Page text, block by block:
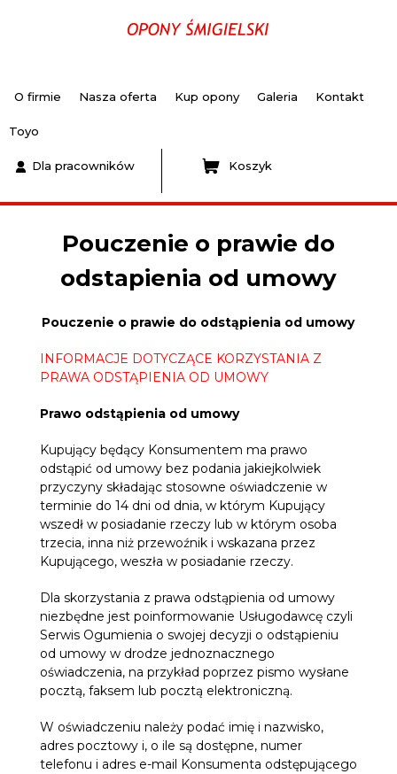
O firmie Nasza oferta Kup opony Galeria Kontakt
Toyo
Dla pracowników Koszyk
Pouczenie o prawie do
odstapienia od umowy
Pouczenie o prawie do odstąpienia od umowy
INFORMACJE DOTYCZĄCE KORZYSTANIA Z
PRAWA ODSTĄPIENIA OD UMOWY
Prawo odstąpienia od umowy
Kupujący będący Konsumentem ma prawo
odstąpić od umowy bez podania jakiejkolwiek
przyczyny składając stosowne oświadczenie w
terminie do 14 dni od dnia, w którym Kupujący
wszedł w posiadanie rzeczy lub w którym osoba
trzecia, inna niż przewoźnik i wskazana przez
Kupującego, weszła w posiadanie rzeczy.
Dla skorzystania z prawa odstąpienia od umowy
niezbędne jest poinformowanie Usługodawcę czyli
Serwis Ogumienia o swojej decyzji o odstąpieniu
od umowy w drodze jednoznacznego
oświadczenia, na przykład poprzez pismo wysłane
pocztą, faksem lub pocztą elektroniczną.
W oświadczeniu należy podać imię i nazwisko,
adres pocztowy i, o ile są dostępne, numer
telefonu i adres e-mail Konsumenta odstępującego